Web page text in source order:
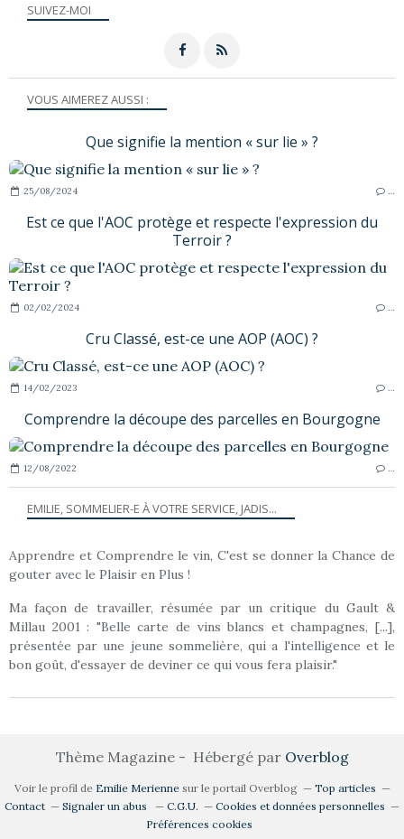
SUIVEZ-MOI
VOUS AIMEREZ AUSSI :
Que signifie la mention « sur lie » ?
25/08/2024
Est ce que l'AOC protège et respecte l'expression du
Terroir ?
02/02/2024
Cru Classé, est-ce une AOP (AOC) ?
14/02/2023
Comprendre la découpe des parcelles en Bourgogne
12/08/2022
EMILIE, SOMMELIER-E À VOTRE SERVICE, JADIS...
Apprendre et Comprendre le vin, C'est se donner la Chance de
gouter avec le Plaisir en Plus !
Ma façon de travailler, résumée par un critique du Gault &
Millau 2001 : "Belle carte de vins blancs et champagnes, [...],
présentée par une jeune sommelière, qui a l'intelligence et le
bon goût, d'essayer de deviner ce qui vous fera plaisir."
Thème Magazine - Hébergé par Overblog
Voir le profil de Emilie Meriennesur le portail Overblog
Top articles
Contact
Signaler un abus C.G.U.
Cookies et données personnelles
Préférences cookies